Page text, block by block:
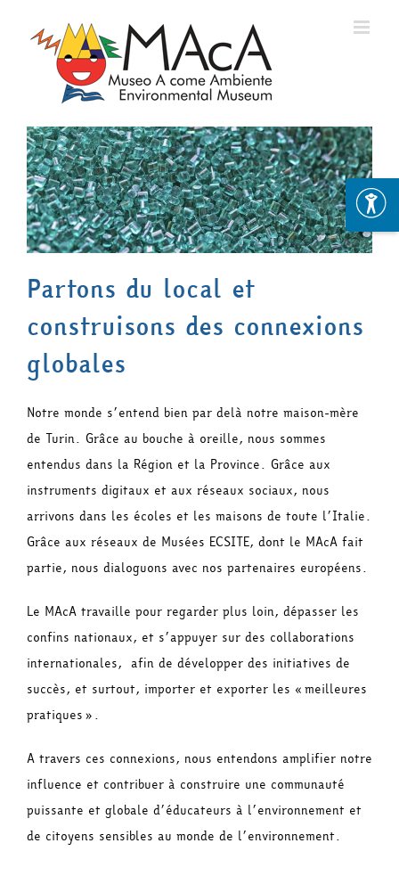
Partons du local et
construisons des connexions
globales
Notre monde s’entend bien par delà notre maison-mère
de Turin. Grâce au bouche à oreille, nous sommes
entendus dans la Région et la Province. Grâce aux
instruments digitaux et aux réseaux sociaux, nous
arrivons dans les écoles et les maisons de toute l’Italie.
Grâce aux réseaux de Musées ECSITE, dont le MAcA fait
partie, nous dialoguons avec nos partenaires européens.
Le MAcA travaille pour regarder plus loin, dépasser les
confins nationaux, et s’appuyer sur des collaborations
internationales, afin de développer des initiatives de
succès, et surtout, importer et exporter les «meilleures
pratiques».
A travers ces connexions, nous entendons amplifier notre
influence et contribuer à construire une communauté
puissante et globale d’éducateurs à l’environnement et
de citoyens sensibles au monde de l’environnement.